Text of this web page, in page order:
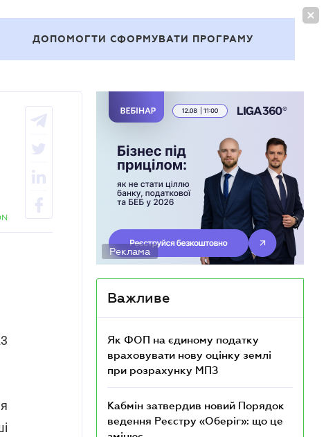
ДОПОМОГТИ СФОРМУВАТИ ПРОГРАМУ
Реклама
Важливе
Як ФОП на єдиному податку
враховувати нову оцінку землі
при розрахунку МПЗ
Кабмін затвердив новий Порядок
ведення Реєстру «Оберіг»: що це